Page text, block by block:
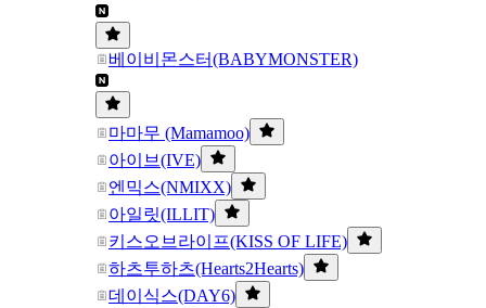
베이비몬스터(BABYMONSTER)
마마무 (Mamamoo)
아이브(IVE)
엔믹스(NMIXX)
아일릿(ILLIT)
키스오브라이프(KISS OF LIFE)
하츠투하츠(Hearts2Hearts)
데이식스(DAY6)